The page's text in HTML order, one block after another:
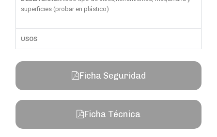
superficies (probar en plástico)
USOS
Ficha Seguridad
Ficha Técnica